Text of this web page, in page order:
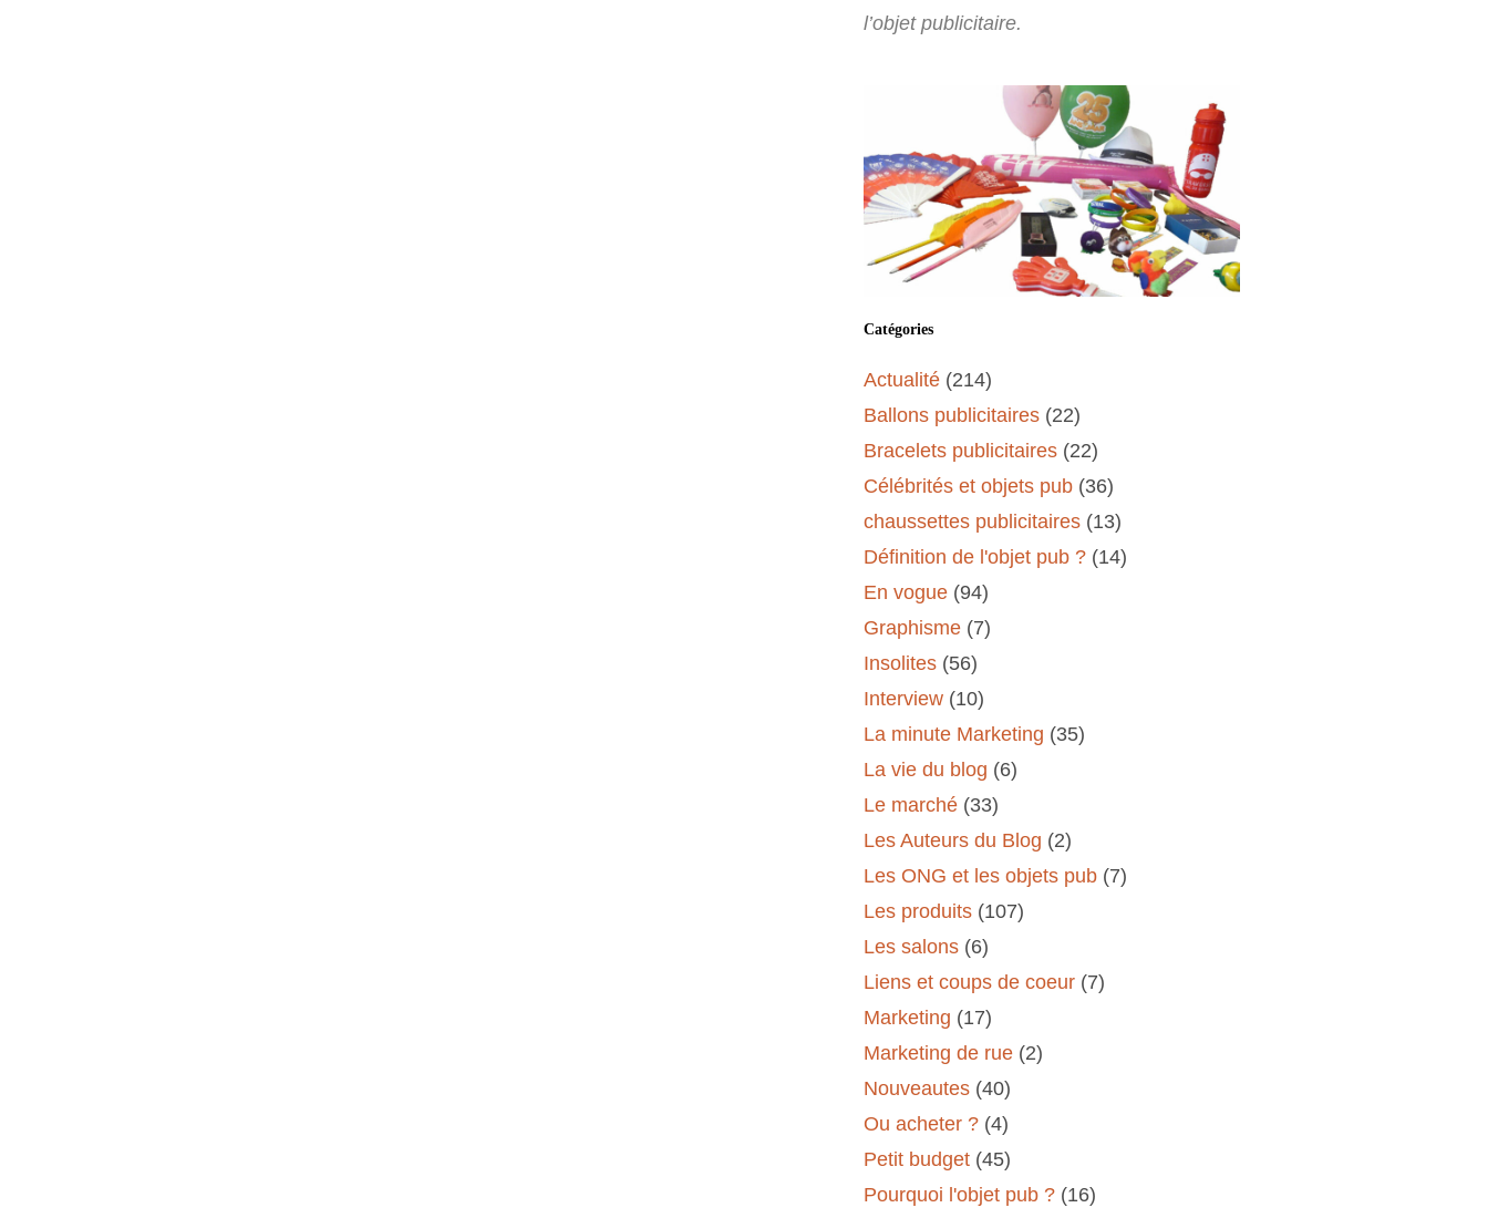
l’objet publicitaire.
Catégories
Actualité (214)
Ballons publicitaires (22)
Bracelets publicitaires (22)
Célébrités et objets pub (36)
chaussettes publicitaires (13)
Définition de l'objet pub ? (14)
En vogue (94)
Graphisme (7)
Insolites (56)
Interview (10)
La minute Marketing (35)
La vie du blog (6)
Le marché (33)
Les Auteurs du Blog (2)
Les ONG et les objets pub (7)
Les produits (107)
Les salons (6)
Liens et coups de coeur (7)
Marketing (17)
Marketing de rue (2)
Nouveautes (40)
Ou acheter ? (4)
Petit budget (45)
Pourquoi l'objet pub ? (16)